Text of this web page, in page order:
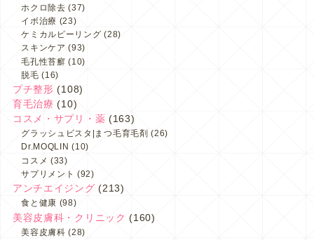
ホクロ除去 (37)
イボ治療 (23)
ケミカルピーリング (28)
スキンケア (93)
毛孔性苔癬 (10)
脱毛 (16)
プチ整形 (108)
育毛治療 (10)
コスメ・サプリ・薬 (163)
グラッシュビスタ|まつ毛育毛剤 (26)
Dr.MOQLIN (10)
コスメ (33)
サプリメント (92)
アンチエイジング (213)
食と健康 (98)
美容皮膚科・クリニック (160)
美容皮膚科 (28)